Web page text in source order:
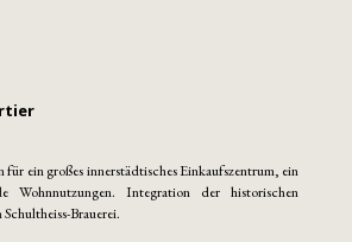
für ein großes innerstädtisches Einkaufszentrum, ein
Wohnnutzungen. Integration der historischen
Schultheiss-Brauerei.